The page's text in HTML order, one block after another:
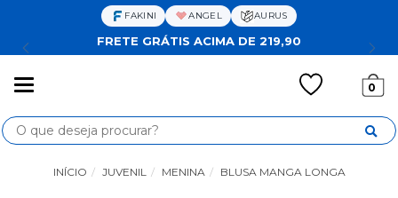
FAKINI ANGEL AURUS
FRETE GRÁTIS ACIMA DE 219,90
0
Busca
INÍCIO JUVENIL MENINA BLUSA MANGA LONGA